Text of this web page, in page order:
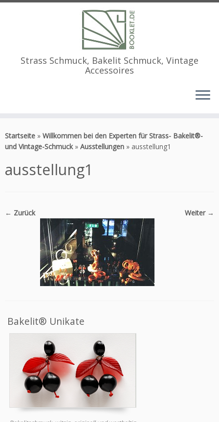
Inhalt
springen
Strass Schmuck, Bakelit Schmuck, Vintage
Accessoires
Startseite » Willkommen bei den Experten für Strass- Bakelit®-
und Vintage-Schmuck » Ausstellungen » ausstellung1
ausstellung1
← Zurück Weiter →
Bakelit® Unikate